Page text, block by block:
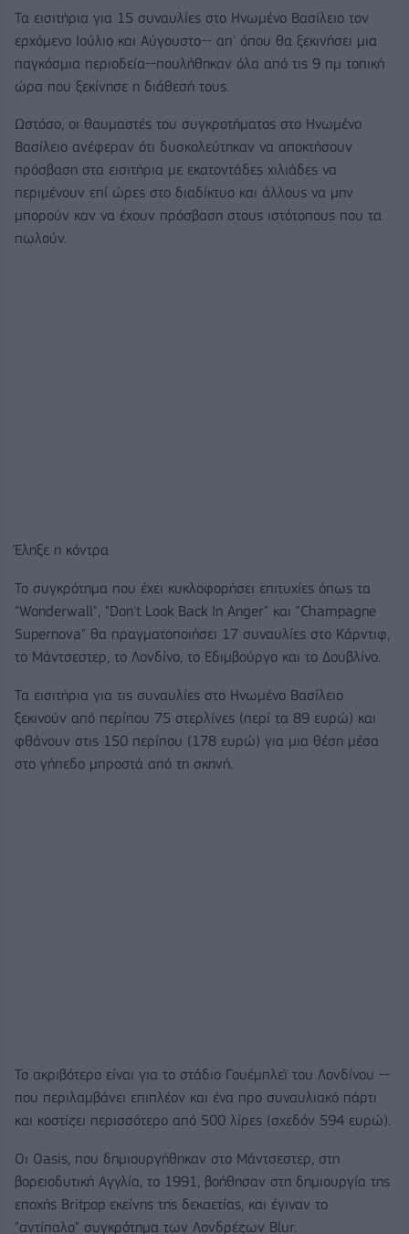
Τα εισιτήρια για 15 συναυλίες στο Ηνωμένο Βασίλειο τον
ερχόμενο Ιούλιο και Αύγουστο-- απ' όπου θα ξεκινήσει μια
παγκόσμια περιοδεία--πουλήθηκαν όλα από τις 9 πμ τοπική
ώρα που ξεκίνησε η διάθεσή τους.
Ωστόσο, οι θαυμαστές του συγκροτήματος στο Ηνωμένο
Βασίλειο ανέφεραν ότι δυσκολεύτηκαν να αποκτήσουν
πρόσβαση στα εισιτήρια με εκατοντάδες χιλιάδες να
περιμένουν επί ώρες στο διαδίκτυο και άλλους να μην
μπορούν καν να έχουν πρόσβαση στους ιστότοπους που τα
πωλούν.
Έληξε η κόντρα
Το συγκρότημα που έχει κυκλοφορήσει επιτυχίες όπως τα
"Wonderwall", "Don't Look Back In Anger" και "Champagne
Supernova" θα πραγματοποιήσει 17 συναυλίες στο Κάρντιφ,
το Μάντσεστερ, το Λονδίνο, το Εδιμβούργο και το Δουβλίνο.
Τα εισιτήρια για τις συναυλίες στο Ηνωμένο Βασίλειο
ξεκινούν από περίπου 75 στερλίνες (περί τα 89 ευρώ) και
φθάνουν στις 150 περίπου (178 ευρώ) για μια θέση μέσα
στο γήπεδο μπροστά από τη σκηνή.
Το ακριβότερο είναι για το στάδιο Γουέμπλεϊ του Λονδίνου --
που περιλαμβάνει επιπλέον και ένα προ συναυλιακό πάρτι
και κοστίζει περισσότερο από 500 λίρες (σχεδόν 594 ευρώ).
Οι Oasis, που δημιουργήθηκαν στο Μάντσεστερ, στη
βορειοδυτική Αγγλία, το 1991, βοήθησαν στη δημιουργία της
εποχής Britpop εκείνης της δεκαετίας, και έγιναν το
"αντίπαλο" συγκρότημα των Λονδρέζων Blur.